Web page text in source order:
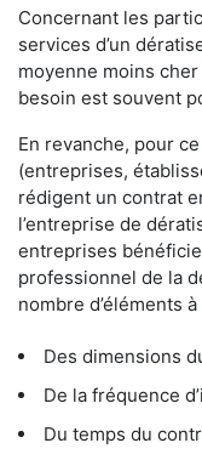
Concernant les
services d’un
moyenne moins
besoin est souvent
En revanche, pour
(entreprises,
rédigent un contrat
l’entreprise de
entreprises
professionnel de la
nombre d’éléments
Des dimensions
De la fréquence
Du temps du